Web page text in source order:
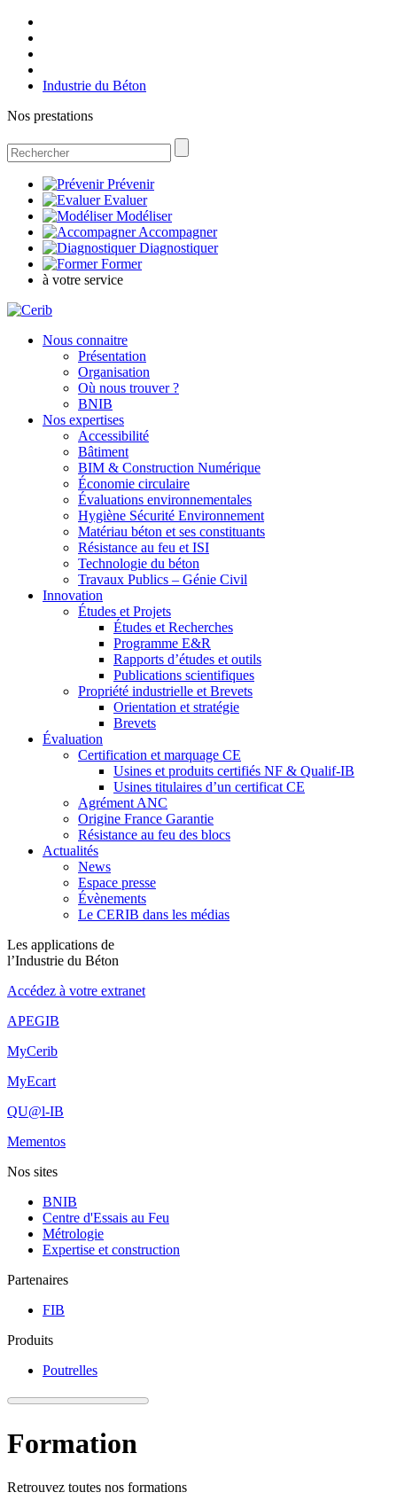
Industrie du Béton
Nos prestations
Prévenir
Evaluer
Modéliser
Accompagner
Diagnostiquer
Former
à votre service
Nous connaitre
Présentation
Organisation
Où nous trouver ?
BNIB
Nos expertises
Accessibilité
Bâtiment
BIM & Construction Numérique
Économie circulaire
Évaluations environnementales
Hygiène Sécurité Environnement
Matériau béton et ses constituants
Résistance au feu et ISI
Technologie du béton
Travaux Publics – Génie Civil
Innovation
Études et Projets
Études et Recherches
Programme E&R
Rapports d’études et outils
Publications scientifiques
Propriété industrielle et Brevets
Orientation et stratégie
Brevets
Évaluation
Certification et marquage CE
Usines et produits certifiés NF & Qualif-IB
Usines titulaires d’un certificat CE
Agrément ANC
Origine France Garantie
Résistance au feu des blocs
Actualités
News
Espace presse
Évènements
Le CERIB dans les médias
Les applications de
l’Industrie du Béton
Accédez à votre extranet
APEGIB
MyCerib
MyEcart
QU@l-IB
Mementos
Nos sites
BNIB
Centre d'Essais au Feu
Métrologie
Expertise et construction
Partenaires
FIB
Produits
Poutrelles
Formation
Retrouvez toutes nos formations